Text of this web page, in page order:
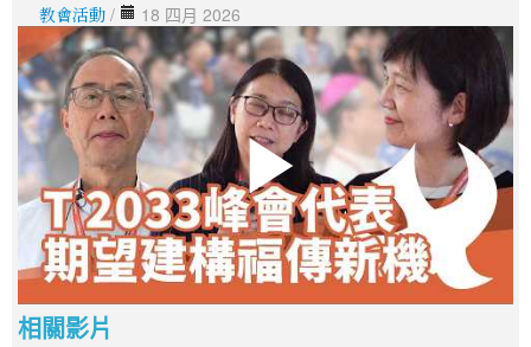
教會活動 / 18 四月 2026
相關影片